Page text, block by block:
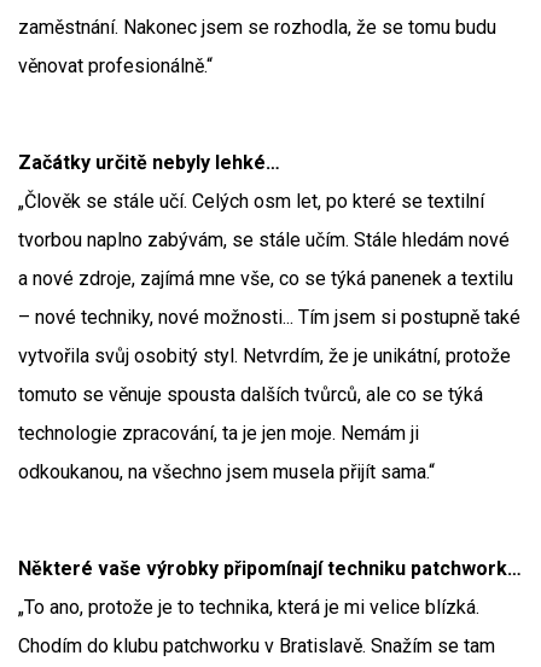
zaměstnání. Nakonec jsem se rozhodla, že se tomu budu
věnovat profesionálně.“
Začátky určitě nebyly lehké…
„Člověk se stále učí. Celých osm let, po které se textilní
tvorbou naplno zabývám, se stále učím. Stále hledám nové
a nové zdroje, zajímá mne vše, co se týká panenek a textilu
– nové techniky, nové možnosti... Tím jsem si postupně také
vytvořila svůj osobitý styl. Netvrdím, že je unikátní, protože
tomuto se věnuje spousta dalších tvůrců, ale co se týká
technologie zpracování, ta je jen moje. Nemám ji
odkoukanou, na všechno jsem musela přijít sama.“
Některé vaše výrobky připomínají techniku patchwork…
„To ano, protože je to technika, která je mi velice blízká.
Chodím do klubu patchworku v Bratislavě. Snažím se tam